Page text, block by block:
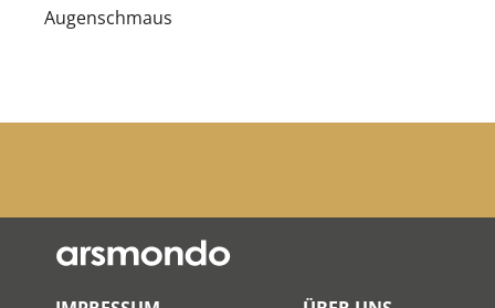
Augenschmaus